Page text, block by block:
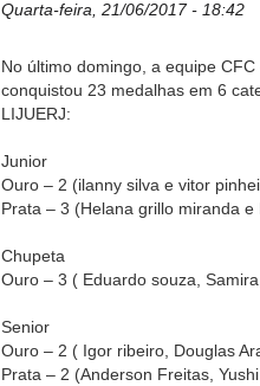
Quarta-feira, 21/06/2017 - 18:42
No último domingo, a equipe
conquistou 23 medalhas em 6
LIJUERJ:
Junior
Ouro – 2 (ilanny silva e vitor
Prata – 3 (Helana grillo miranda e
Chupeta
Ouro – 3 ( Eduardo souza,
Senior
Ouro – 2 ( Igor ribeiro, Douglas
Prata – 2 (Anderson Freitas,